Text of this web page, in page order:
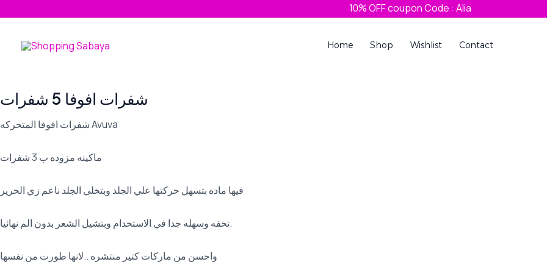
content
10% OFF coupon Code : Alia
Home Shop Wishlist Contact
شفرات افوفا 5 شفرات
شفرات افوفا المتحركه Avuva
ماكينه مزوده ب 3 شفرات
فيها ماده بتسهل حركتها علي الجلد وبتخلي الجلد ناعم زي الحرير
تحفه وسهله جدا في الاستخدام وبتشيل الشعر بدون الم نهائيا.
واحسن من ماركات كتير منتشره ..لانها طورت من نفسها